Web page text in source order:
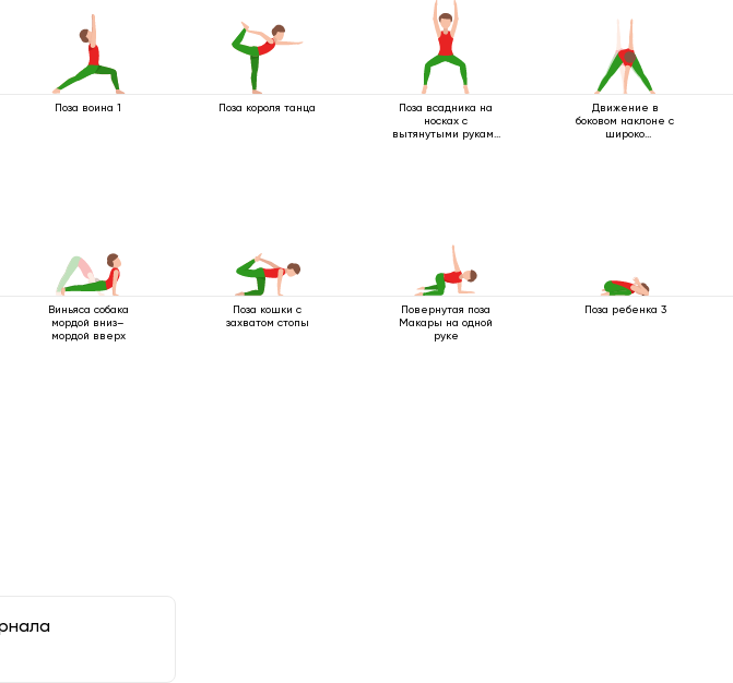
Поза воина 1 Поза короля танца
Поза всадника на
носках с
вытянутыми руками
Движение в
боковом наклоне с
широко
Виньяса собака
мордой вниз–
мордой вверх
Поза кошки с
захватом стопы
Повернутая поза
Макары на одной
руке
Поза ребенка 3